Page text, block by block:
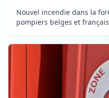
Nouvel incendie dans la
pompiers belges et